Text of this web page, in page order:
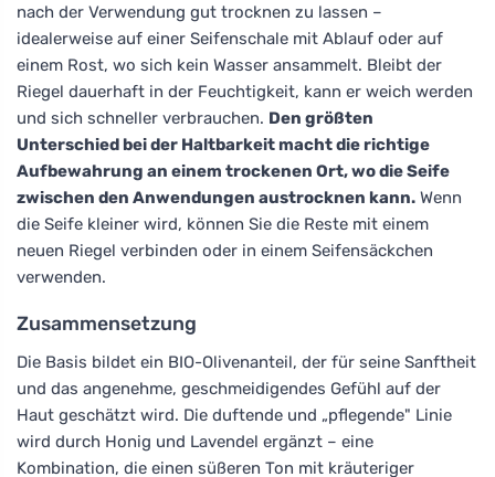
nach der Verwendung gut trocknen zu lassen –
idealerweise auf einer Seifenschale mit Ablauf oder auf
einem Rost, wo sich kein Wasser ansammelt. Bleibt der
Riegel dauerhaft in der Feuchtigkeit, kann er weich werden
und sich schneller verbrauchen. Den größten
Unterschied bei der Haltbarkeit macht die richtige
Aufbewahrung an einem trockenen Ort, wo die Seife
zwischen den Anwendungen austrocknen kann. Wenn
die Seife kleiner wird, können Sie die Reste mit einem
neuen Riegel verbinden oder in einem Seifensäckchen
verwenden.
Zusammensetzung
Die Basis bildet ein BIO-Olivenanteil, der für seine Sanftheit
und das angenehme, geschmeidigendes Gefühl auf der
Haut geschätzt wird. Die duftende und „pflegende" Linie
wird durch Honig und Lavendel ergänzt – eine
Kombination, die einen süßeren Ton mit kräuteriger